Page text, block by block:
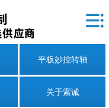
平板妙控转轴
关于索诚